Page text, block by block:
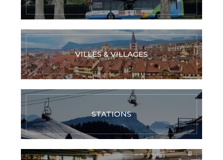
VILLES & VILLAGES
STATIONS